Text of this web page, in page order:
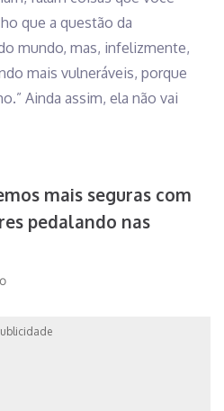
que a questão da
mundo, mas, infelizmente,
mais vulneráveis, porque
Ainda assim, ela não vai
mais seguras com
pedalando nas